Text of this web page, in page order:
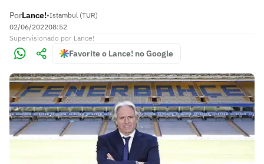
PorLance!•Istambul (TUR)
02/06/202208:52
Supervisionado por Lance!
Favorite o Lance! no Google